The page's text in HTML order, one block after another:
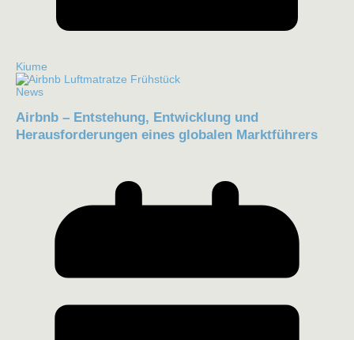
Kiume
News
Airbnb – Entstehung, Entwicklung und
Herausforderungen eines globalen Marktführers